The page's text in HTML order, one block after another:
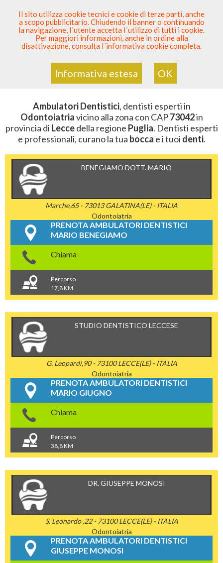
SEI DENTISTA? PARTECIPA
Sei QuiElenco Dentista Sicuro > Odontoiatria>
Ambulatori Dentistici>Puglia >Lecce>CAP 73042
ZONA CON CAP 73042
Ambulatori Dentistici, dentisti esperti in
Odontoiatriavicino alla zona con CAP73042in
provincia di Leccedella regione Puglia. Dentisti esperti
e professionali, curano la tua bocca e i tuoi denti.
BENEGIAMO DOTT. MARIO
Marche,65 - 73013 GALATINA(LE) - ITALIA
Odontoiatria
PRENOTA AMBULATORI DENTISTICI
MARIO BENEGIAMO
Chiama
Percorso
17,8 KM
STUDIO DENTISTICO LECCESE
G. Leopardi,90 - 73100 LECCE(LE) - ITALIA
Odontoiatria
PRENOTA AMBULATORI DENTISTICI
MARIO GIUGNO
Chiama
Percorso
38,8 KM
DR. GIUSEPPE MONOSI
S. Leonardo ,22 - 73100 LECCE(LE) - ITALIA
Odontoiatria
PRENOTA AMBULATORI DENTISTICI
GIUSEPPE MONOSI
Il sito utilizza cookie tecnici e cookie di terze parti, anche
a scopo pubblicitario. Chiudendo il banner o continuando
la navigazione, l´utente accetta l´utilizzo di tutti i cookie.
Per maggiori informazioni, anche in ordine alla
disattivazione, consulta l´informativa cookie completa.
Informativa estesa OK